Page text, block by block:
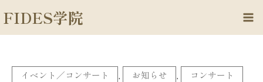
容
を
FIDES学院
イベント／コンサート お知らせ コンサート